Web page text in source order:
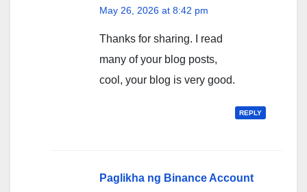
May 26, 2026 at 8:42 pm
Thanks for sharing. I read
many of your blog posts,
cool, your blog is very good.
REPLY
Paglikha ng Binance Account